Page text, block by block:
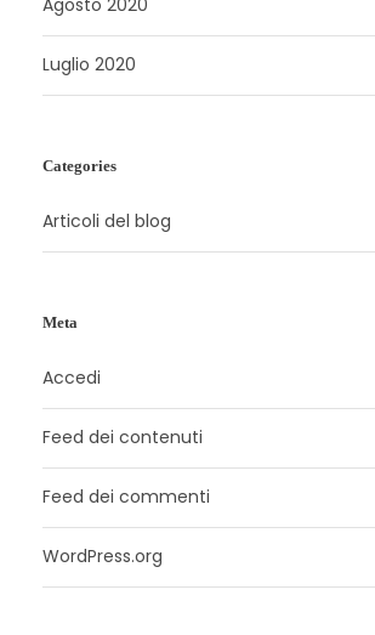
Agosto 2020
Luglio 2020
Categories
Articoli del blog
Meta
Accedi
Feed dei contenuti
Feed dei commenti
WordPress.org